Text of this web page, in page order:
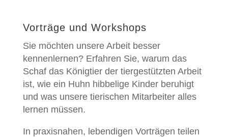
Vorträge und Workshops
Sie möchten unsere Arbeit besser
kennenlernen? Erfahren Sie, warum das
Schaf das Königtier der tiergestützten Arbeit
ist, wie ein Huhn hibbelige Kinder beruhigt
und was unsere tierischen Mitarbeiter alles
lernen müssen.
In praxisnahen, lebendigen Vorträgen teilen